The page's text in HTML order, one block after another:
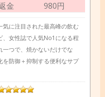
金
980円
気に注目された最高峰の飲む
、女性誌で人気No1になる程
つで、焼かないだけでな
を防御＋抑制する便利なサプ